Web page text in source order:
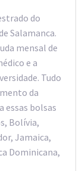
do
Salamanca.
mensal de
e a
Tudo
da
essas bolsas
Bolívia,
Jamaica,
Dominicana,